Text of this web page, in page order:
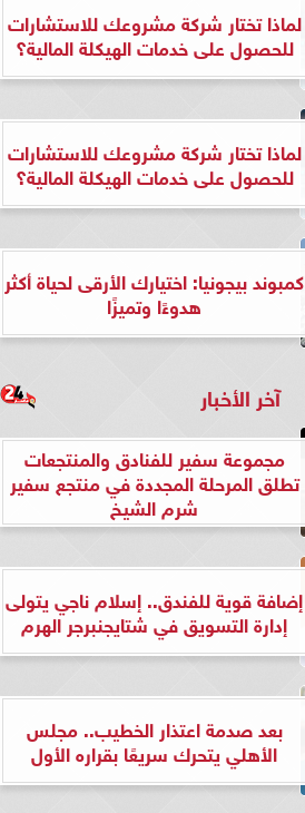
لماذا تختار شركة مشروعك للاستشارات
للحصول على خدمات الهيكلة المالية؟
لماذا تختار شركة مشروعك للاستشارات
للحصول على خدمات الهيكلة المالية؟
كمبوند بيجونيا: اختيارك الأرقى لحياة أكثر
هدوءًا وتميزًا
آخر الأخبار
مجموعة سفير للفنادق والمنتجعات
تطلق المرحلة المجددة في منتجع سفير
شرم الشيخ
إضافة قوية للفندق.. إسلام ناجي يتولى
إدارة التسويق في شتايجنبرجر الهرم
بعد صدمة اعتذار الخطيب.. مجلس
الأهلي يتحرك سريعًا بقراره الأول